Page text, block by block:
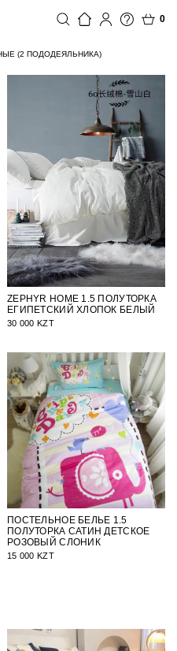
0
(2 ПОДОДЕЯЛЬНИКА)
ZEPHYR HOME 1.5 ПОЛУТОРКА
ЕГИПЕТСКИЙ ХЛОПОК БЕЛЫЙ
30 000 KZT
ПОСТЕЛЬНОЕ БЕЛЬЕ 1.5
ПОЛУТОРКА САТИН ДЕТСКОЕ
РОЗОВЫЙ СЛОНИК
15 000 KZT